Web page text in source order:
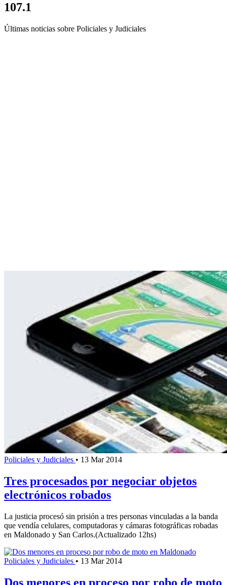
107.1
Últimas noticias sobre Policiales y Judiciales
Policiales y Judiciales • 13 Mar 2014
Tres procesados por negociar objetos
electrónicos robados
La justicia procesó sin prisión a tres personas vinculadas a la banda
que vendía celulares, computadoras y cámaras fotográficas robadas
en Maldonado y San Carlos.(Actualizado 12hs)
Policiales y Judiciales • 13 Mar 2014
Dos menores en proceso por robo de moto